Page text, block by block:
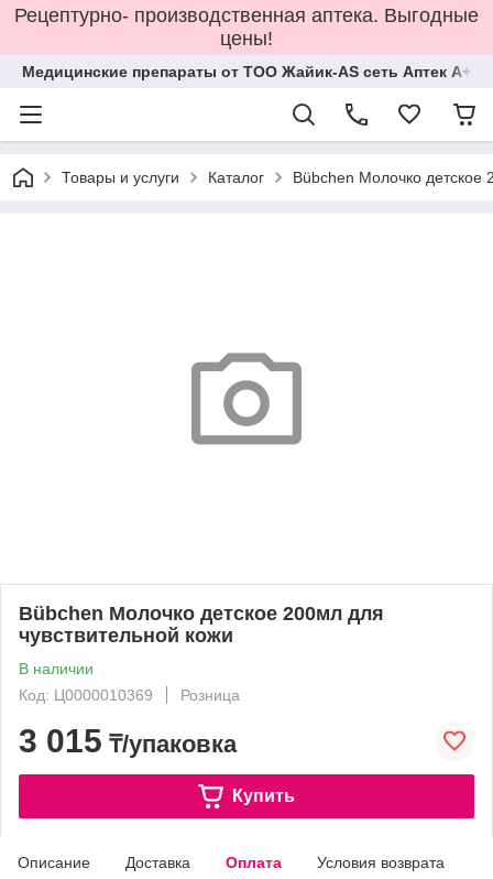
Рецептурно- производственная аптека. Выгодные
цены!
Медицинские препараты от ТОО Жайик-AS сеть Аптек А+
Товары и услуги Каталог Bübchen Молочко детское
Bübchen Молочко детское 200мл для
чувствительной кожи
В наличии
Код: Ц0000010369
Розница
3 015 ₸/упаковка
Купить
Описание Доставка Оплата Условия возврата